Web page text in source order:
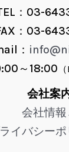
：03-
：03-
：
～18:00
会社案
会社情
イバシー